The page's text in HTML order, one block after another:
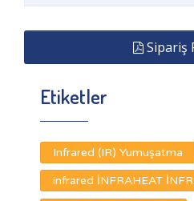
Sipariş
Etiketler
Infrared (IR) Yumuşatma
infrared İNFRAHEAT